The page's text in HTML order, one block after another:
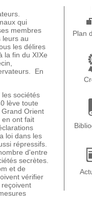
qui
membres
leurs au
les délires
la fin du XIXe
En
sociétés
lève toute
Orient
en ont fait
loi dans les
répressifs.
d'entre
secrètes.
et de
vérifier
Plan